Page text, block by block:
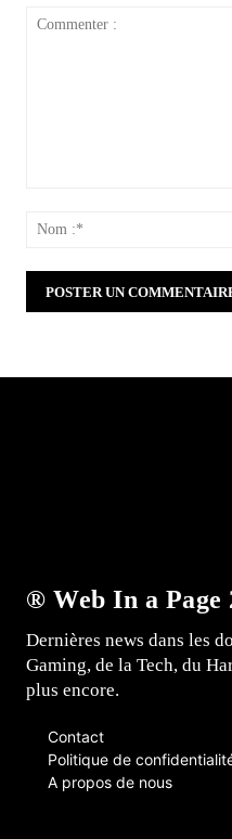
® Web In a Page
Dernières news dans les
Gaming, de la Tech, du
plus encore.
Contact
Politique de
A propos de nous